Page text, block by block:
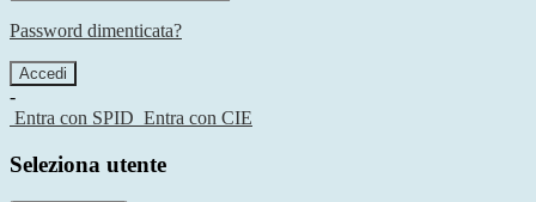
Password dimenticata?
-
Entra con SPID Entra con CIE
Seleziona utente